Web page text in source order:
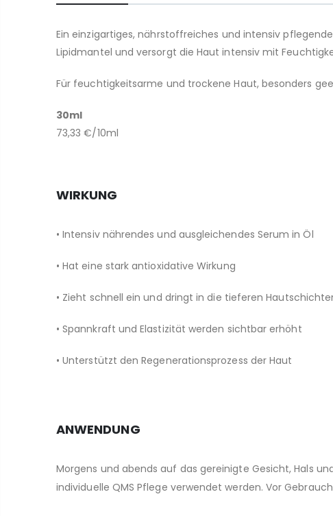
Ein einzigartiges, nährstoffreiches und intensiv
Lipidmantel und versorgt die Haut intensiv mit
Für feuchtigkeitsarme und trockene Haut, besonders
30ml
73,33 €/10ml
WIRKUNG
• Intensiv nährendes und ausgleichendes Serum in Öl
• Hat eine stark antioxidative Wirkung
• Zieht schnell ein und dringt in die tieferen
• Spannkraft und Elastizität werden sichtbar erhöht
• Unterstützt den Regenerationsprozess der Haut
ANWENDUNG
Morgens und abends auf das gereinigte Gesicht, Hals
individuelle QMS Pflege verwendet werden. Vor